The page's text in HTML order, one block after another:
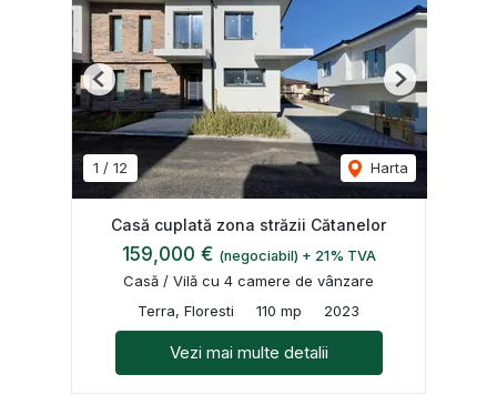
1 / 12 Harta
Previous Next
Casă cuplată zona străzii Cătanelor
159,000 € (negociabil) + 21% TVA
Casă / Vilă cu 4 camere de vânzare
Terra, Floresti
110 mp 2023
Vezi mai multe detalii